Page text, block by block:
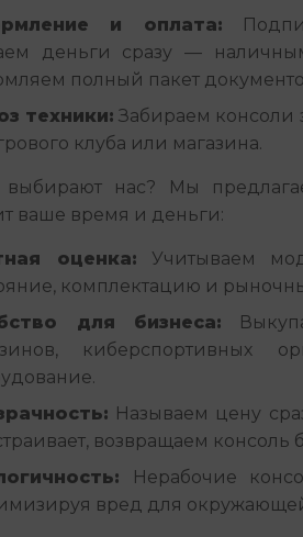
и оплата:
деньги сразу —
полный пакет
техники: Забираем консоли
клуба или магазина.
выбирают нас? Мы
ваше время и деньги:
оценка: Учитываем
комплектацию и
для бизнеса:
киберспортивных
Называем цену
возвращаем консоль
Нерабочие
вред для